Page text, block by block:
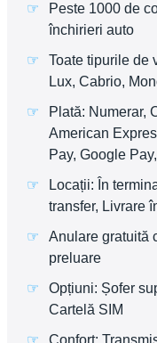
Peste 1000 de
închirieri auto
Toate tipurile de
Lux, Cabrio,
Plată: Numerar,
American
Pay, Google
Locații: În
transfer, Livrare
Anulare gratuită
preluare
Opțiuni: Șofer
Cartelă SIM
Confort: